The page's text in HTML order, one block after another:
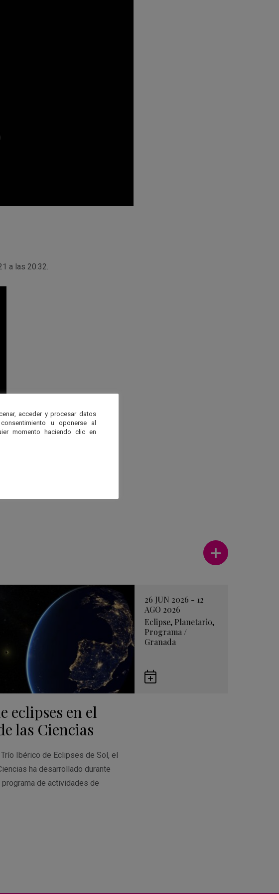
a las 20:32.
Ver más
26 JUN 2026 - 12
AGO 2026
Eclipse, Planetario,
Programa /
Granada
eclipses en el
las Ciencias
Ibérico de Eclipses de Sol, el
ha desarrollado durante
de actividades de
acceder y procesar datos
u oponerse al
momento haciendo clic en